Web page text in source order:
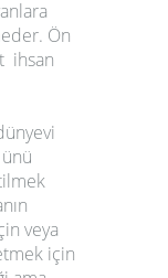
Ön
ihsan
veya
için